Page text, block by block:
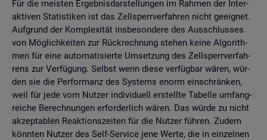
Für die meis­ten Er­geb­nis­dar­stel­lun­gen im Rah­men der In­ter­
ak­ti­ven Sta­tis­ti­ken ist das Zell­sperr­ver­fah­ren nicht ge­eig­net.
Auf­grund der Kom­ple­xi­tät ins­be­son­de­re des Aus­schlus­ses
von Mög­lich­kei­ten zur Rück­rech­nung ste­hen keine Al­go­rith­
men für eine au­to­ma­ti­sier­te Um­set­zung des Zell­sperr­ver­fah­
rens zur Ver­fü­gung. Selbst wenn diese ver­füg­bar wären, wür­
den sie die Per­for­manz des Sys­tems enorm ein­schrän­ken,
weil für jede vom Nut­zer in­di­vi­du­ell er­stell­te Ta­bel­le um­fang­
rei­che Be­rech­nun­gen er­for­der­lich wären. Das würde zu nicht
ak­zep­ta­blen Re­ak­ti­ons­zei­ten für die Nut­zer füh­ren. Zudem
könn­ten Nut­zer des Self-Ser­vice jene Werte, die in ein­zel­nen